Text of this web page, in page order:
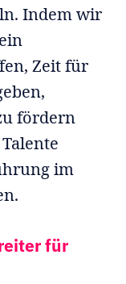
Indem wir
Zeit für
fördern
im
für